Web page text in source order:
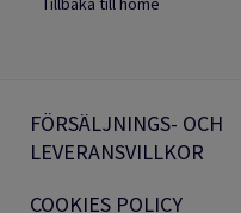
FÖRSÄLJNINGS- OCH
LEVERANSVILLKOR
COOKIES POLICY